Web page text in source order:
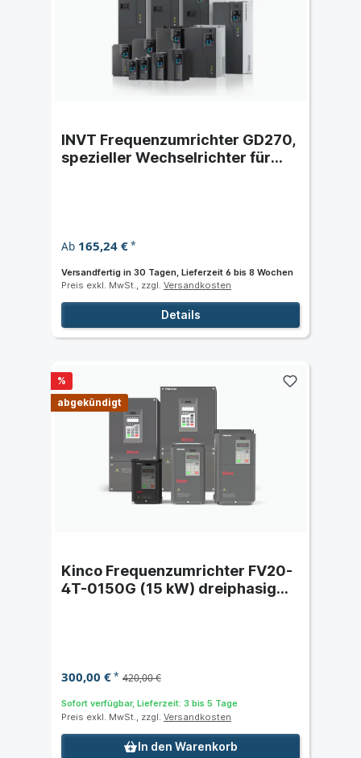
INVT Frequenzumrichter GD270,
spezieller Wechselrichter für
Ab 165,24 €*
Versandfertig in 30 Tagen, Lieferzeit 6 bis 8 Wochen
Preis exkl. MwSt., zzgl. Versandkosten
Details
%
abgekündigt
Kinco Frequenzumrichter FV20-
4T-0150G (15 kW) dreiphasig
300,00 €* 420,00 €
Sofort verfügbar, Lieferzeit: 3 bis 5 Tage
Preis exkl. MwSt., zzgl. Versandkosten
In den Warenkorb